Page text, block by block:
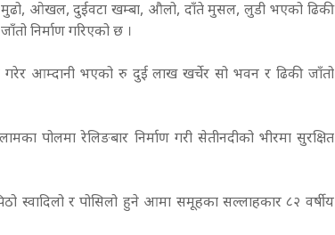
मुढो, ओखल, दुईवटा खम्बा, औलो, दाँते मुसल, लुडी भएको ढिकी
निर्माण गरिएको छ ।
गरेर आम्दानी भएको रु दुई लाख खर्चेर सो भवन र ढिकी जाँतो
पोलमा रेलिङबार निर्माण गरी सेतीनदीको भीरमा सुरक्षित
स्वादिलो र पोसिलो हुने आमा समूहका सल्लाहकार ८२ वर्षीय